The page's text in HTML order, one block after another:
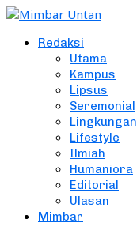
Redaksi
Utama
Kampus
Lipsus
Seremonial
Lingkungan
Lifestyle
Ilmiah
Humaniora
Editorial
Ulasan
Mimbar